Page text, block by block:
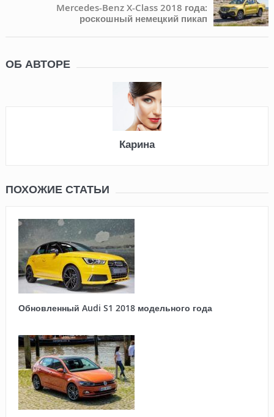
Mercedes-Benz X-Class 2018 года:
роскошный немецкий пикап
ОБ АВТОРЕ
Карина
ПОХОЖИЕ СТАТЬИ
Обновленный Audi S1 2018 модельного года